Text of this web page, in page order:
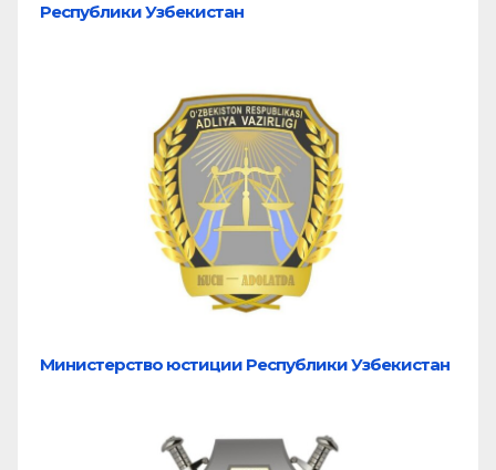
Республики Узбекистан
Министерство юстиции Республики Узбекистан